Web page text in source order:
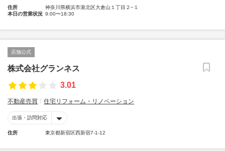
住所
神奈川県横浜市港北区大倉山１丁目２−１
本日の営業状況 9:00〜18:30
店舗公式
株式会社グランネス
3.01
不動産売買 住宅リフォーム・リノベーション
出張・訪問対応
住所 東京都新宿区西新宿7-1-12